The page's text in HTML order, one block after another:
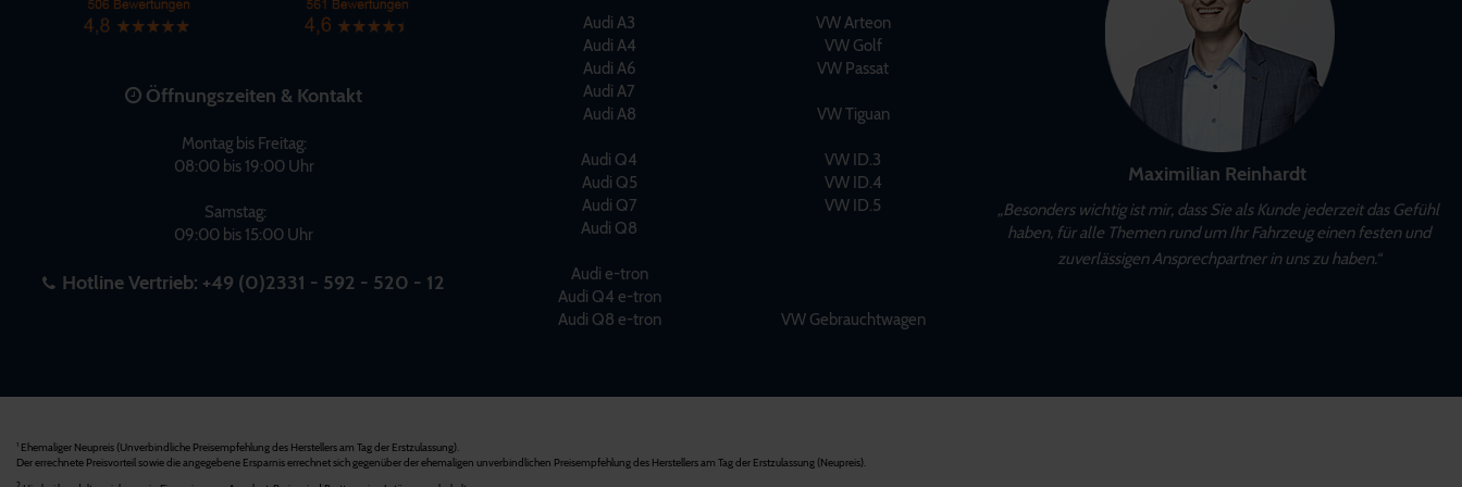
Öffnungszeiten & Kontakt
Montag bis Freitag:
08:00 bis 19:00 Uhr
Samstag:
09:00 bis 15:00 Uhr
Hotline Vertrieb: +49 (0)2331 - 592 - 520 - 12
Audi A3
Audi A4
Audi A6
Audi A7
Audi A8
Audi Q4
Audi Q5
Audi Q7
Audi Q8
Audi e-tron
Audi Q4 e-tron
Audi Q8 e-tron
VW Arteon
VW Golf
VW Passat
VW Tiguan
VW ID.3
VW ID.4
VW ID.5
VW Gebrauchtwagen
Maximilian Reinhardt
„Besonders wichtig ist mir, dass Sie als Kunde jederzeit das Gefühl
haben, für alle Themen rund um Ihr Fahrzeug einen festen und
zuverlässigen Ansprechpartner in uns zu haben.“
1 Ehemaliger Neupreis (Unverbindliche Preisempfehlung des Herstellers am Tag der Erstzulassung).
Der errechnete Preisvorteil sowie die angegebene Ersparnis errechnet sich gegenüber der ehemaligen unverbindlichen Preisempfehlung des Herstellers am Tag der Erstzulassung (Neupreis).